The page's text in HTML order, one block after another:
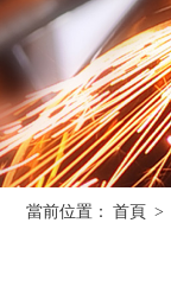
首頁
當前位置： 首頁 >